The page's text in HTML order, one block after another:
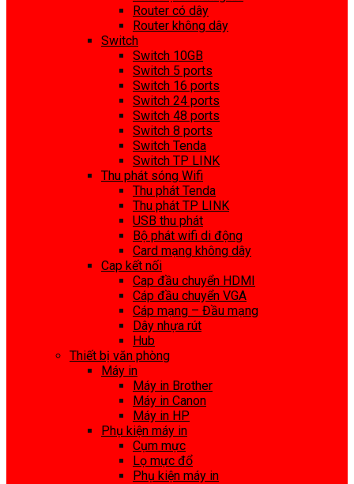
Router có dây
Router không dây
Switch
Switch 10GB
Switch 5 ports
Switch 16 ports
Switch 24 ports
Switch 48 ports
Switch 8 ports
Switch Tenda
Switch TP LINK
Thu phát sóng Wifi
Thu phát Tenda
Thu phát TP LINK
USB thu phát
Bộ phát wifi di động
Card mạng không dây
Cap kết nối
Cap đầu chuyển HDMI
Cáp đầu chuyển VGA
Cáp mạng – Đầu mạng
Dây nhựa rút
Hub
Thiết bị văn phòng
Máy in
Máy in Brother
Máy in Canon
Máy in HP
Phụ kiện máy in
Cụm mực
Lọ mực đổ
Phụ kiện máy in